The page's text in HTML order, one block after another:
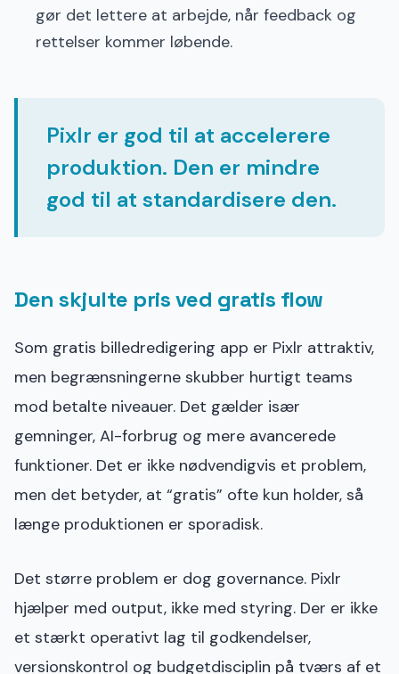
gør det lettere at arbejde, når feedback og
rettelser kommer løbende.
Pixlr er god til at accelerere
produktion. Den er mindre
god til at standardisere den.
Den skjulte pris ved gratis flow
Som gratis billedredigering app er Pixlr attraktiv,
men begrænsningerne skubber hurtigt teams
mod betalte niveauer. Det gælder især
gemninger, AI-forbrug og mere avancerede
funktioner. Det er ikke nødvendigvis et problem,
men det betyder, at “gratis” ofte kun holder, så
længe produktionen er sporadisk.
Det større problem er dog governance. Pixlr
hjælper med output, ikke med styring. Der er ikke
et stærkt operativt lag til godkendelser,
versionskontrol og budgetdisciplin på tværs af et